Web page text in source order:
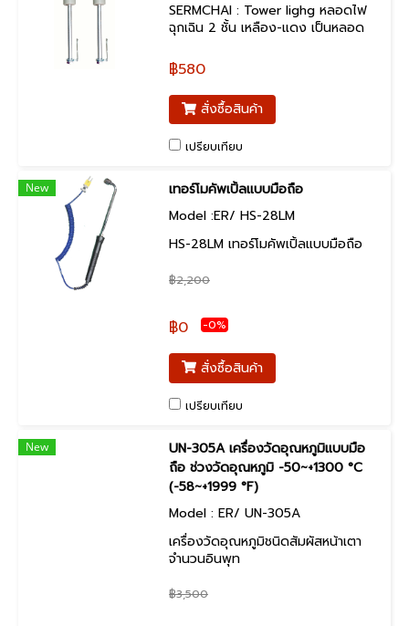
SERMCHAI : Tower lighg หลอดไฟ
ฉุกเฉิน 2 ชั้น เหลือง-แดง เป็นหลอด
คุณภาพCE รับประกัน 1 ปี
฿580
สั่งซื้อสินค้า
เปรียบเทียบ
New
เทอร์โมคัพเปิ้ลแบบมือถือ
Model :ER/ HS-28LM
HS-28LM เทอร์โมคัพเปิ้ลแบบมือถือ
฿2,200
฿0 -0%
สั่งซื้อสินค้า
เปรียบเทียบ
New
UN-305A เครื่องวัดอุณหภูมิแบบมือ
ถือ ช่วงวัดอุณหภูมิ -50~+1300 °C
(-58~+1999 °F)
Model : ER/ UN-305A
เครื่องวัดอุณหภูมิชนิดสัมผัสหน้าเตา
จำนวนอินพุท
฿3,500